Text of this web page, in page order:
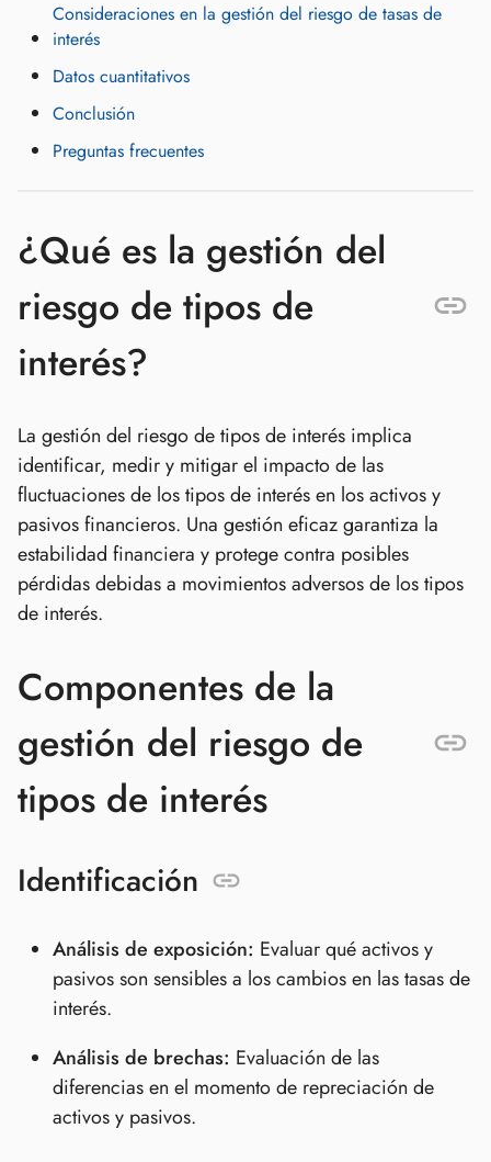
Consideraciones en la gestión del riesgo de tasas de
interés
Datos cuantitativos
Conclusión
Preguntas frecuentes
¿Qué es la gestión del
riesgo de tipos de
interés?
La gestión del riesgo de tipos de interés implica
identificar, medir y mitigar el impacto de las
fluctuaciones de los tipos de interés en los activos y
pasivos financieros. Una gestión eficaz garantiza la
estabilidad financiera y protege contra posibles
pérdidas debidas a movimientos adversos de los tipos
de interés.
Componentes de la
gestión del riesgo de
tipos de interés
Identificación
Análisis de exposición: Evaluar qué activos y
pasivos son sensibles a los cambios en las tasas de
interés.
Análisis de brechas: Evaluación de las
diferencias en el momento de repreciación de
activos y pasivos.